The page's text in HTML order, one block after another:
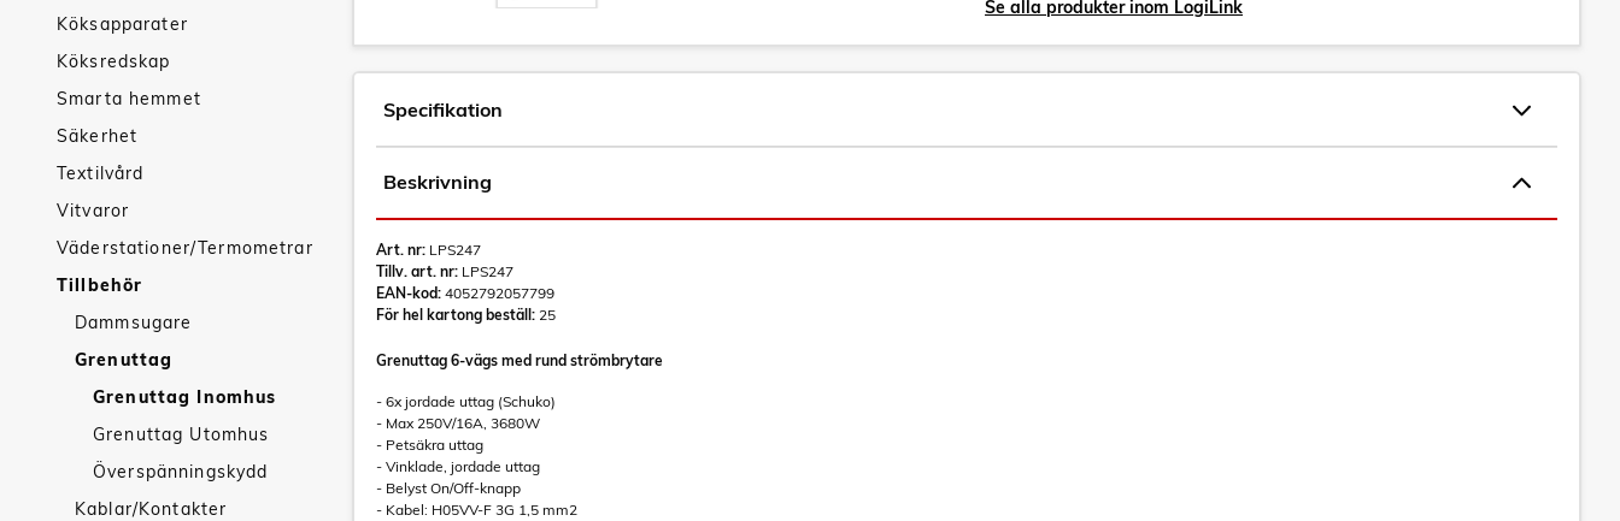
Köksapparater
Köksredskap
Smarta hemmet
Säkerhet
Textilvård
Vitvaror
Väderstationer/Termometrar
Tillbehör
Dammsugare
Grenuttag
Grenuttag Inomhus
Grenuttag Utomhus
Överspänningskydd
Kablar/Kontakter
Se alla produkter inom LogiLink
Specifikation
Beskrivning
Art. nr: LPS247
Tillv. art. nr: LPS247
EAN-kod: 4052792057799
För hel kartong beställ: 25
Grenuttag 6-vägs med rund strömbrytare
- 6x jordade uttag (Schuko)
- Max 250V/16A, 3680W
- Petsäkra uttag
- Vinklade, jordade uttag
- Belyst On/Off-knapp
- Kabel: H05VV-F 3G 1,5 mm2